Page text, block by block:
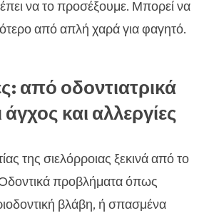
να το προσέξουμε. Μπορεί να
από απλή χαρά για φαγητό.
από οδοντιατρικά
και αλλεργίες
της σιελόρροιας ξεκινά από το
προβλήματα όπως
βλάβη, ή σπασμένα